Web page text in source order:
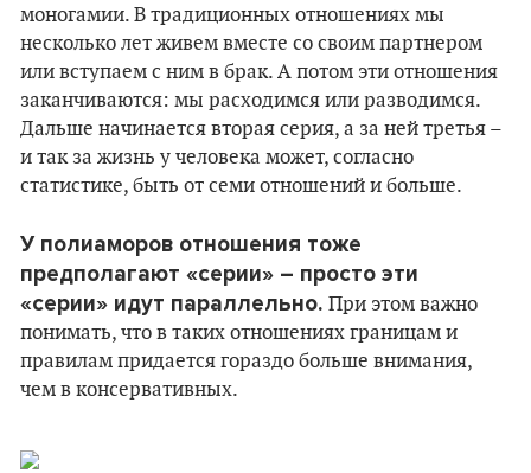
моногамии. В традиционных отношениях мы
несколько лет живем вместе со своим партнером
или вступаем с ним в брак. А потом эти отношения
заканчиваются: мы расходимся или разводимся.
Дальше начинается вторая серия, а за ней третья –
и так за жизнь у человека может, согласно
статистике, быть от семи отношений и больше.
У полиаморов отношения тоже
предполагают «серии» – просто эти
«серии» идут параллельно. При этом важно
понимать, что в таких отношениях границам и
правилам придается гораздо больше внимания,
чем в консервативных.